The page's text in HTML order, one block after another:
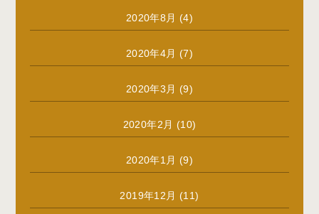
2020年8月 (4)
2020年4月 (7)
2020年3月 (9)
2020年2月 (10)
2020年1月 (9)
2019年12月 (11)